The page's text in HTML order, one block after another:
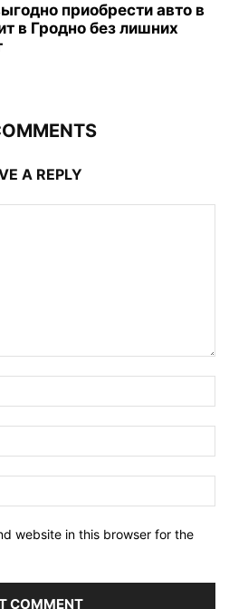
приобрести авто в
в Гродно без лишних
A REPLY
website in this browser for the